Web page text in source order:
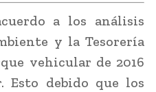
a los análisis
y la Tesorería
vehicular de 2016
Esto debido que los